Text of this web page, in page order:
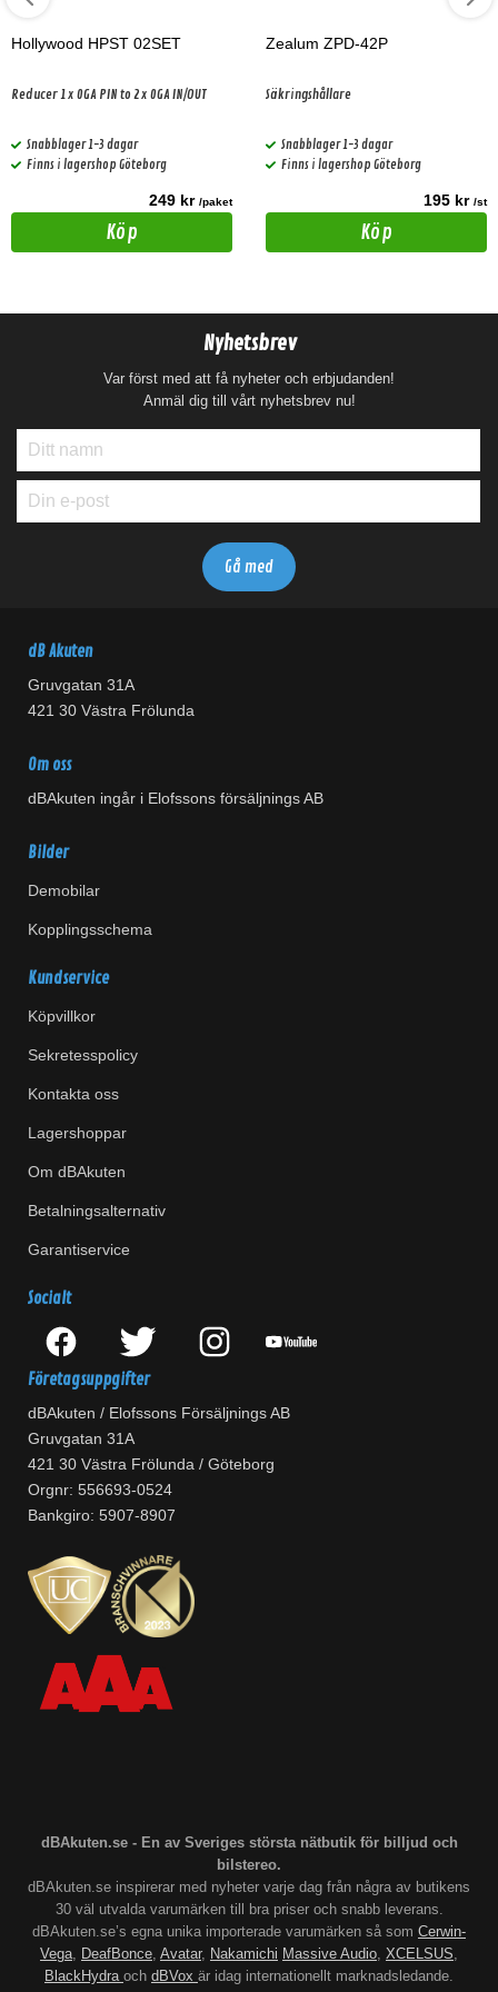
Hollywood HPST 02SET
Reducer 1x 0GA PIN to 2x 0GA IN/OUT
Snabblager 1-3 dagar
Finns i lagershop Göteborg
249 kr /paket
Köp
Zealum ZPD-42P
Säkringshållare
Snabblager 1-3 dagar
Finns i lagershop Göteborg
195 kr /st
Köp
Nyhetsbrev
Var först med att få nyheter och erbjudanden!
Anmäl dig till vårt nyhetsbrev nu!
dB Akuten
Gruvgatan 31A
421 30 Västra Frölunda
Om oss
dBAkuten ingår i Elofssons försäljnings AB
Bilder
Demobilar
Kopplingsschema
Kundservice
Köpvillkor
Sekretesspolicy
Kontakta oss
Lagershoppar
Om dBAkuten
Betalningsalternativ
Garantiservice
Socialt
Företagsuppgifter
dBAkuten / Elofssons Försäljnings AB
Gruvgatan 31A
421 30 Västra Frölunda / Göteborg
Orgnr: 556693-0524
Bankgiro: 5907-8907
dBAkuten.se - En av Sveriges största nätbutik för billjud och
bilstereo.
dBAkuten.se inspirerar med nyheter varje dag från några av butikens
30 väl utvalda varumärken till bra priser och snabb leverans.
dBAkuten.se’s egna unika importerade varumärken så som Cerwin-
Vega, DeafBonce, Avatar, Nakamichi Massive Audio, XCELSUS,
BlackHydra och dBVox är idag internationellt marknadsledande.